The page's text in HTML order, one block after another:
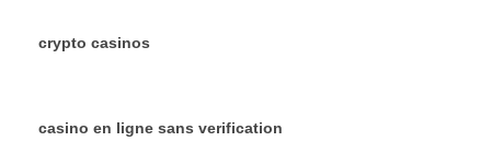
crypto casinos
casino en ligne sans verification